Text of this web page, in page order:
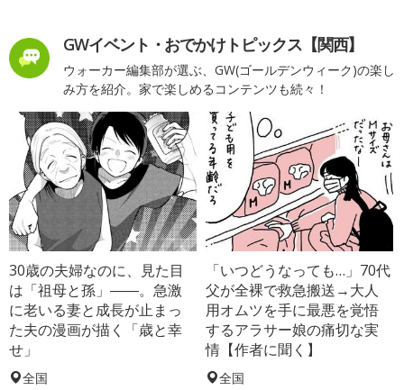
GWイベント・おでかけトピックス【関西】
ウォーカー編集部が選ぶ、GW(ゴールデンウィーク)の楽し
み方を紹介。家で楽しめるコンテンツも続々！
30歳の夫婦なのに、見た目
は「祖母と孫」――。急激
に老いる妻と成長が止まっ
た夫の漫画が描く「歳と幸
せ」
全国
「いつどうなっても…」70代
父が全裸で救急搬送→大人
用オムツを手に最悪を覚悟
するアラサー娘の痛切な実
情【作者に聞く】
全国